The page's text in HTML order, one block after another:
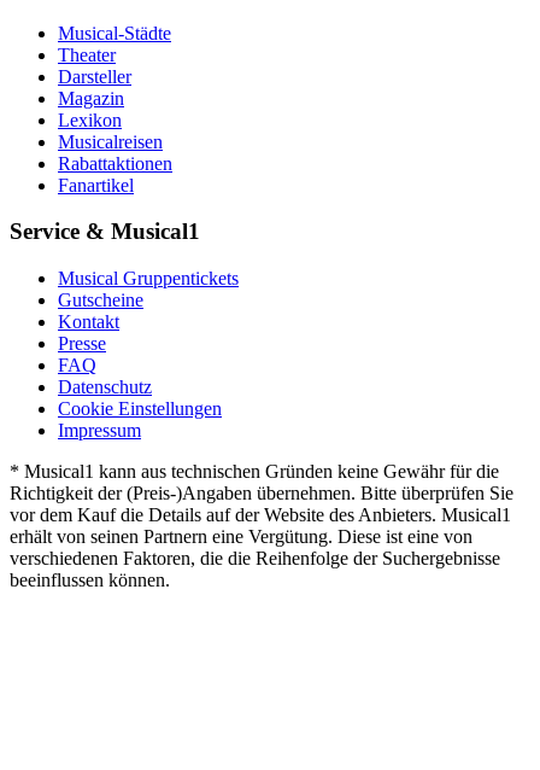
Musical-Städte
Theater
Darsteller
Magazin
Lexikon
Musicalreisen
Rabattaktionen
Fanartikel
Service & Musical1
Musical Gruppentickets
Gutscheine
Kontakt
Presse
FAQ
Datenschutz
Cookie Einstellungen
Impressum
* Musical1 kann aus technischen Gründen keine Gewähr für die
Richtigkeit der (Preis-)Angaben übernehmen. Bitte überprüfen Sie
vor dem Kauf die Details auf der Website des Anbieters. Musical1
erhält von seinen Partnern eine Vergütung. Diese ist eine von
verschiedenen Faktoren, die die Reihenfolge der Suchergebnisse
beeinflussen können.